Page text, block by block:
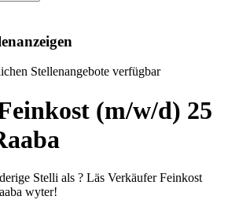
Stellenangebote verfügbar
(m/w/d) 25
Stelli als ? Läs Verkäufer Feinkost
wyter!